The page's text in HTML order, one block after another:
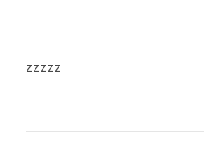
zzzzz